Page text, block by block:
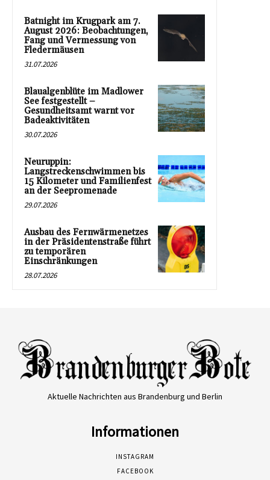
Batnight im Krugpark am 7.
August 2026: Beobachtungen,
Fang und Vermessung von
Fledermäusen
31.07.2026
Blaualgenblüte im Madlower
See festgestellt –
Gesundheitsamt warnt vor
Badeaktivitäten
30.07.2026
Neuruppin:
Langstreckenschwimmen bis
15 Kilometer und Familienfest
an der Seepromenade
29.07.2026
Ausbau des Fernwärmenetzes
in der Präsidentenstraße führt
zu temporären
Einschränkungen
28.07.2026
Aktuelle Nachrichten aus Brandenburg und Berlin
Informationen
INSTAGRAM
FACEBOOK